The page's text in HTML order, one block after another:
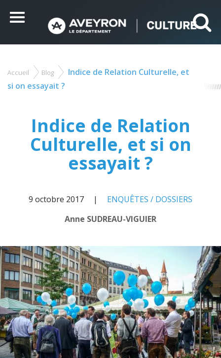
Menu
Vous
êtes
Accueil Blog
Indice de Relation Culturelle, et
si on essayait ?
Indice de Relation
Culturelle, et si on
essayait ?
9 octobre 2017
ENQUÊTES / DOSSIERS
Anne SUDREAU-VIGUIER
ceux que vous souhaitez activer
Tout accepter Tout refuser Personnaliser